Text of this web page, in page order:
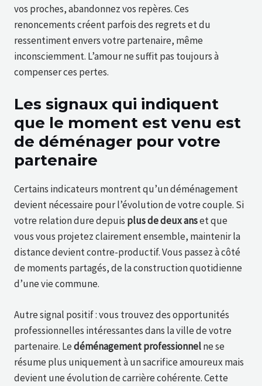
vos proches, abandonnez vos repères. Ces
renoncements créent parfois des regrets et du
ressentiment envers votre partenaire, même
inconsciemment. L’amour ne suffit pas toujours à
compenser ces pertes.
Les signaux qui indiquent
que le moment est venu est
de déménager pour votre
partenaire
Certains indicateurs montrent qu’un déménagement
devient nécessaire pour l’évolution de votre couple. Si
votre relation dure depuis plus de deux anset que
vous vous projetez clairement ensemble, maintenir la
distance devient contre-productif. Vous passez à côté
de moments partagés, de la construction quotidienne
d’une vie commune.
Autre signal positif : vous trouvez des opportunités
professionnelles intéressantes dans la ville de votre
partenaire. Ledéménagement professionnelne se
résume plus uniquement à un sacrifice amoureux mais
devient une évolution de carrière cohérente. Cette